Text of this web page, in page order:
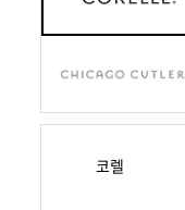
코렐